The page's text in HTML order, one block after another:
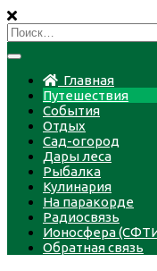
Пропустить
Найти:
Главная
Путешествия
События
Отдых
Сад-огород
Дары леса
Рыбалка
Кулинария
На паракорде
Радиосвязь
Ионосфера
Обратная связь